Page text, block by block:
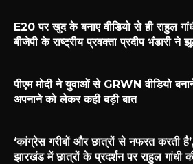
E20 पर खुद के बनाए वीडियो से ही राहुल
बीजेपी के राष्ट्रीय प्रवक्ता प्रदीप भंडारी
पीएम मोदी ने युवाओं से GRWN वीडियो
अपनाने को लेकर कही बड़ी बात
‘कांग्रेस गरीबों और छात्रों से नफरत करती
झारखंड में छात्रों के प्रदर्शन पर राहुल गांधी